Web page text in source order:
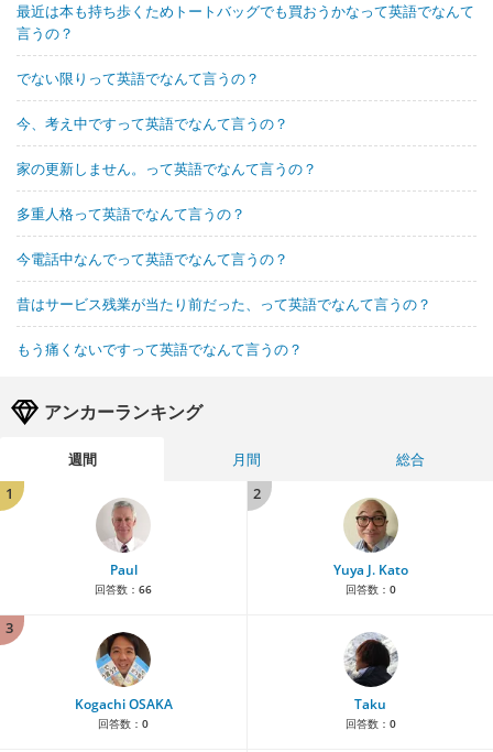
最近は本も持ち歩くためトートバッグでも買おうかなって英語でなんて
言うの？
でない限りって英語でなんて言うの？
今、考え中ですって英語でなんて言うの？
家の更新しません。って英語でなんて言うの？
多重人格って英語でなんて言うの？
今電話中なんでって英語でなんて言うの？
昔はサービス残業が当たり前だった、って英語でなんて言うの？
もう痛くないですって英語でなんて言うの？
アンカーランキング
週間 月間
総合
1
Paul
回答数： 66
2
Yuya J. Kato
回答数： 0
3
Kogachi OSAKA
回答数： 0
Taku
回答数： 0